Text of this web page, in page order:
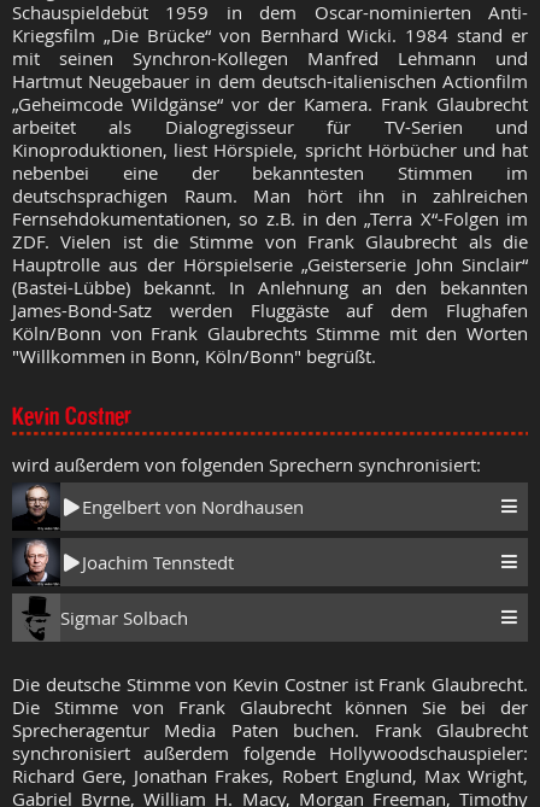
Schauspieldebüt 1959 in dem Oscar-nominierten Anti-
Kriegsfilm „Die Brücke“ von Bernhard Wicki. 1984 stand er
mit seinen Synchron-Kollegen Manfred Lehmann und
Hartmut Neugebauer in dem deutsch-italienischen Actionfilm
„Geheimcode Wildgänse“ vor der Kamera. Frank Glaubrecht
arbeitet als Dialogregisseur für TV-Serien und
Kinoproduktionen, liest Hörspiele, spricht Hörbücher und hat
nebenbei eine der bekanntesten Stimmen im
deutschsprachigen Raum. Man hört ihn in zahlreichen
Fernsehdokumentationen, so z.B. in den „Terra X“-Folgen im
ZDF. Vielen ist die Stimme von Frank Glaubrecht als die
Hauptrolle aus der Hörspielserie „Geisterserie John Sinclair“
(Bastei-Lübbe) bekannt. In Anlehnung an den bekannten
James-Bond-Satz werden Fluggäste auf dem Flughafen
Köln/Bonn von Frank Glaubrechts Stimme mit den Worten
"Willkommen in Bonn, Köln/Bonn" begrüßt.
Kevin Costner
wird außerdem von folgenden Sprechern synchronisiert:
Engelbert von Nordhausen
Joachim Tennstedt
Sigmar Solbach
Die deutsche Stimme von Kevin Costner ist Frank Glaubrecht.
Die Stimme von Frank Glaubrecht können Sie bei der
Sprecheragentur Media Paten buchen. Frank Glaubrecht
synchronisiert außerdem folgende Hollywoodschauspieler:
Richard Gere, Jonathan Frakes, Robert Englund, Max Wright,
Gabriel Byrne, William H. Macy, Morgan Freeman, Timothy